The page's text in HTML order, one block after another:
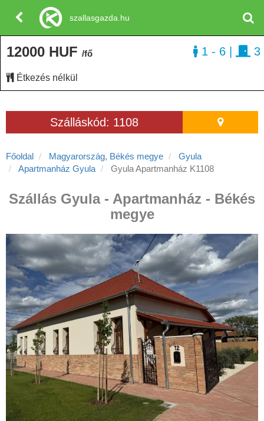
Szálláskód: 1108
Főoldal Magyarország, Békés megye
Gyula
Apartmanház Gyula
Gyula Apartmanház K1108
Szállás Gyula - Apartmanház - Békés
megye
12000 HUF /fő
Étkezés nélkül
1 - 6 3
szallasgazda.hu